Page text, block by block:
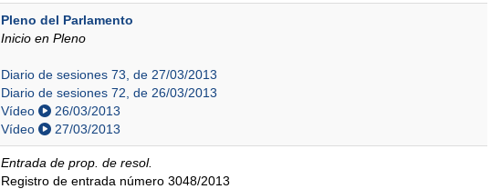
Pleno del Parlamento
Inicio en Pleno
Diario de sesiones 73, de 27/03/2013
Diario de sesiones 72, de 26/03/2013
Vídeo
26/03/2013
Vídeo
27/03/2013
Entrada de prop. de resol.
Registro de entrada número 3048/2013